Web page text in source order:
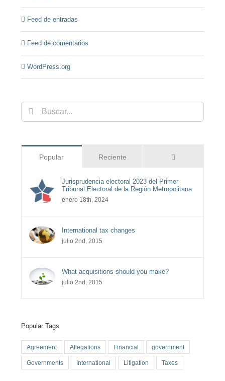
Feed de entradas
Feed de comentarios
WordPress.org
Buscar:
Popular Reciente
Jurisprudencia electoral 2023 del Primer
Tribunal Electoral de la Región Metropolitana
enero 18th, 2024
International tax changes
julio 2nd, 2015
What acquisitions should you make?
julio 2nd, 2015
Popular Tags
Agreement Allegations Financial government
Governments International Litigation Taxes